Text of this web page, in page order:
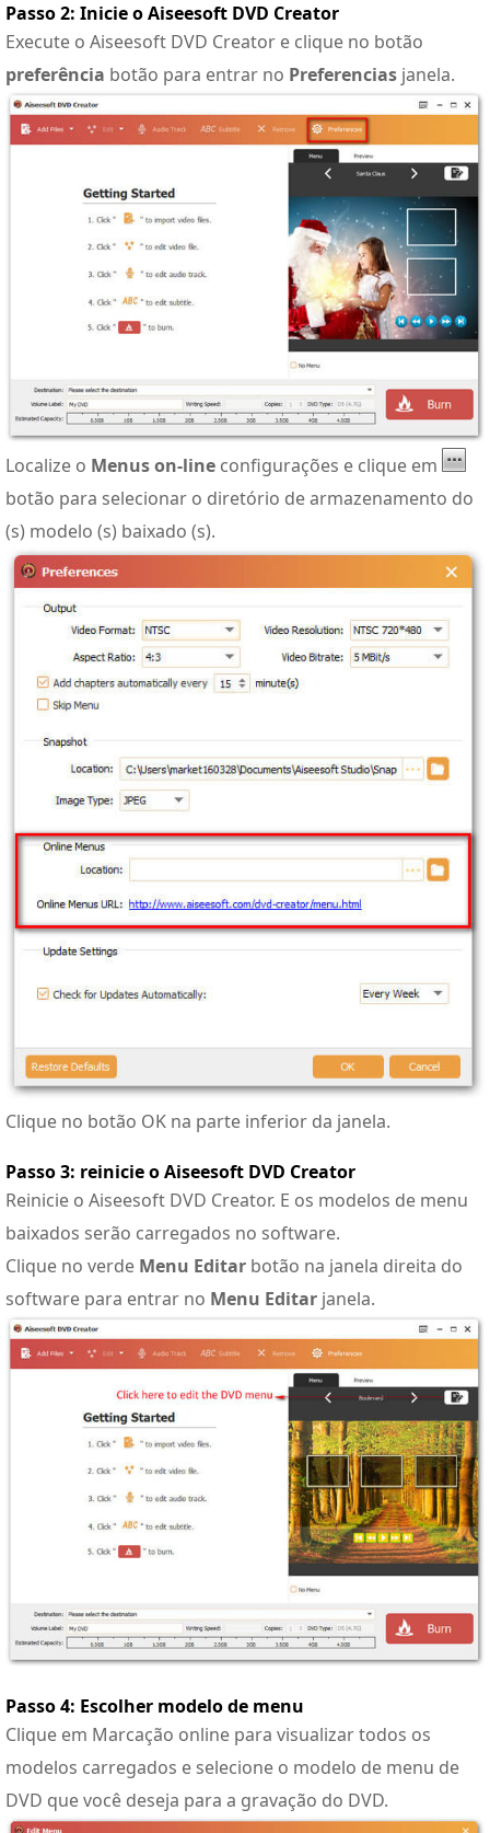
Passo 2: Inicie o Aiseesoft DVD Creator
Execute o Aiseesoft DVD Creator e clique no botão
preferência botão para entrar no Preferencias janela.
Localize o Menus on-line configurações e clique em
botão para selecionar o diretório de armazenamento do
(s) modelo (s) baixado (s).
Clique no botão OK na parte inferior da janela.
Passo 3: reinicie o Aiseesoft DVD Creator
Reinicie o Aiseesoft DVD Creator. E os modelos de menu
baixados serão carregados no software.
Clique no verde Menu Editar botão na janela direita do
software para entrar no Menu Editar janela.
Passo 4: Escolher modelo de menu
Clique em Marcação online para visualizar todos os
modelos carregados e selecione o modelo de menu de
DVD que você deseja para a gravação do DVD.